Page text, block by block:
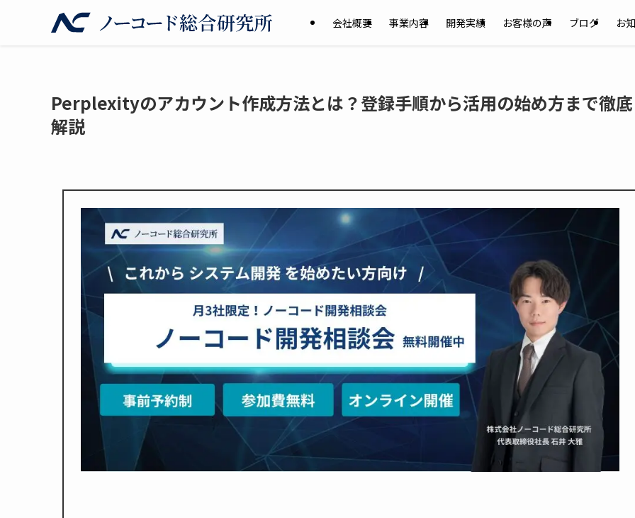
会社概要 事業内容 開発実績 お客様の声 ブログ お
Perplexityのアカウント作成方法とは？登録手順から活用の始め方まで徹底
解説